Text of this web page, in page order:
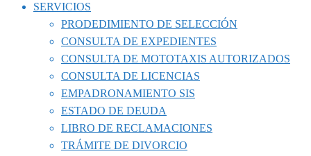
SERVICIOS
PRODEDIMIENTO DE SELECCIÓN
CONSULTA DE EXPEDIENTES
CONSULTA DE MOTOTAXIS AUTORIZADOS
CONSULTA DE LICENCIAS
EMPADRONAMIENTO SIS
ESTADO DE DEUDA
LIBRO DE RECLAMACIONES
TRÁMITE DE DIVORCIO